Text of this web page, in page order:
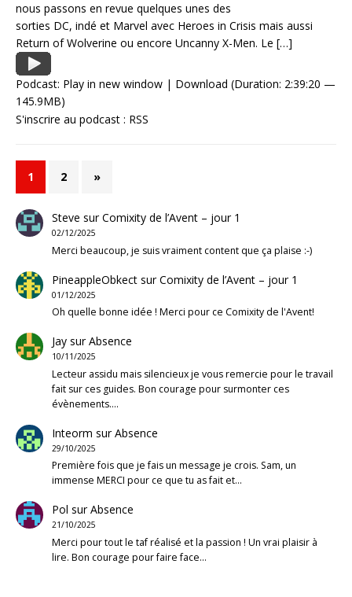
nous passons en revue quelques unes des
sorties DC, indé et Marvel avec Heroes in Crisis mais aussi
Return of Wolverine ou encore Uncanny X-Men. Le […]
Podcast: Play in new window | Download (Duration: 2:39:20 —
145.9MB)
S'inscrire au podcast : RSS
1 2 »
Steve surComixity de l’Avent – jour 1
02/12/2025
Merci beaucoup, je suis vraiment content que ça plaise :-)
PineappleObkectsurComixity de l’Avent – jour 1
01/12/2025
Oh quelle bonne idée ! Merci pour ce Comixity de l'Avent!
JaysurAbsence
10/11/2025
Lecteur assidu mais silencieux je vous remercie pour le travail
fait sur ces guides. Bon courage pour surmonter ces
évènements.…
Inteorm surAbsence
29/10/2025
Première fois que je fais un message je crois. Sam, un
immense MERCI pour ce que tu as fait et…
Pol surAbsence
21/10/2025
Merci pour tout le taf réalisé et la passion ! Un vrai plaisir à
lire. Bon courage pour faire face…